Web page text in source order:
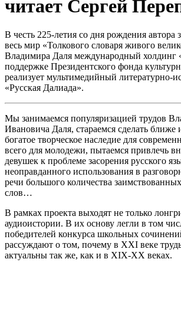
читает Сергей
В честь 225-летия со дня рождения автора
весь мир «Толкового словаря живого
Владимира Даля международный холдинг
поддержке Президентского фонда
реализует мультимедийный литературно-
«Русская Далиада».
Мы занимаемся популяризацией трудов
Ивановича Даля, стараемся сделать ближе
богатое творческое наследие для
всего для молодежи, пытаемся привлечь
девушек к проблеме засорения русского
неоправданного использования в
речи большого количества
слов…
В рамках проекта выходят не только
аудиоистории. В их основу легли в том
победителей конкурса школьных
рассуждают о том, почему в XXI веке
актуальны так же, как и в XIX-XX веках.